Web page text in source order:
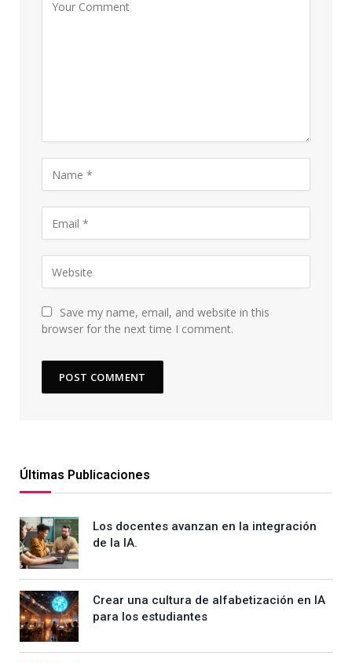
Save my name, email, and website in this
browser for the next time I comment.
Últimas Publicaciones
Los docentes avanzan en la integración
de la IA.
Crear una cultura de alfabetización en IA
para los estudiantes